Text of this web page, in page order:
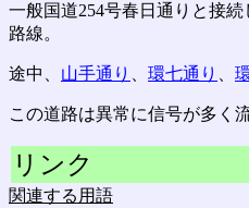
一般国道254号春日通りと接続
路線。
途中、 山手通り 環七通り
この道路は異常に信号が多く
リンク
関連する用語